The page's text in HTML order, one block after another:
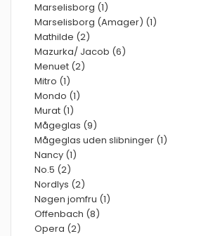
Marselisborg (1)
Marselisborg (Amager) (1)
Mathilde (2)
Mazurka/ Jacob (6)
Menuet (2)
Mitro (1)
Mondo (1)
Murat (1)
Mågeglas (9)
Mågeglas uden slibninger (1)
Nancy (1)
No.5 (2)
Nordlys (2)
Nøgen jomfru (1)
Offenbach (8)
Opera (2)